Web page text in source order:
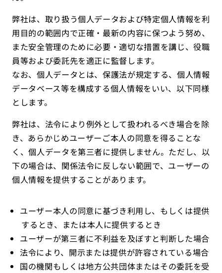
弊社は、取り扱う個人データおよび特定個人情報を利
用目的の範囲内で正確・最新の内容に保つよう努め、
また安全管理のために必要・適切な措置を講じ、役職
員等および委託先を適正に監督します。
なお、個人データとは、保護法が規定する、個人情報
データベース等を構成する個人情報をいい、以下同様
とします。
弊社は、法令により例外として扱われるべき場合を除
き、あらかじめユーザーご本人の同意を得ることな
く、個人データを第三者に提供しません。ただし、以
下の場合は、関係法令に反しない範囲で、ユーザーの
個人情報を提供することがあります。
ユーザー本人の同意に基づき利用し、もしくは提供
するとき、または本人に提供するとき
ユーザーが第三者に不利益を及ぼすと判断した場合
法令により、開示または提供が許容されている場合
国の機関もしくは地方公共団体またはその委託を受